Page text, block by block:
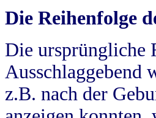
Die Reihenfolge
Die ursprüngliche
Ausschlaggebend
z.B. nach der